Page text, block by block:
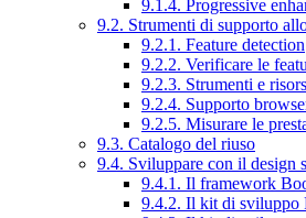
9.1.4. Progressive
9.2. Strumenti di supporto
9.2.1. Feature detection
9.2.2. Verificare le
9.2.3. Strumenti e
9.2.4. Supporto
9.2.5. Misurare le
9.3. Catalogo del riuso
9.4. Sviluppare con il design
9.4.1. Il framework
9.4.2. Il kit di sviluppo